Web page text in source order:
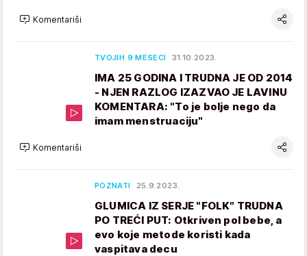
Komentariši
TVOJIH 9 MESECI 31.10.2023.
IMA 25 GODINA I TRUDNA JE OD 2014
- NJEN RAZLOG IZAZVAO JE LAVINU
KOMENTARA: "To je bolje nego da
imam menstruaciju"
Komentariši
POZNATI 25.9.2023.
GLUMICA IZ SERJE "FOLK" TRUDNA
PO TREĆI PUT: Otkriven pol bebe, a
evo koje metode koristi kada
vaspitava decu